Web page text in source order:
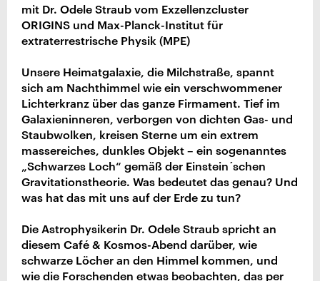
mit Dr. Odele Straub vom Exzellenzcluster
ORIGINS und Max-Planck-Institut für
extraterrestrische Physik (MPE)
Unsere Heimatgalaxie, die Milchstraße, spannt
sich am Nachthimmel wie ein verschwommener
Lichterkranz über das ganze Firmament. Tief im
Galaxieninneren, verborgen von dichten Gas- und
Staubwolken, kreisen Sterne um ein extrem
massereiches, dunkles Objekt – ein sogenanntes
„Schwarzes Loch“ gemäß der Einstein´schen
Gravitationstheorie. Was bedeutet das genau? Und
was hat das mit uns auf der Erde zu tun?
Die Astrophysikerin Dr. Odele Straub spricht an
diesem Café & Kosmos-Abend darüber, wie
schwarze Löcher an den Himmel kommen, und
wie die Forschenden etwas beobachten, das per